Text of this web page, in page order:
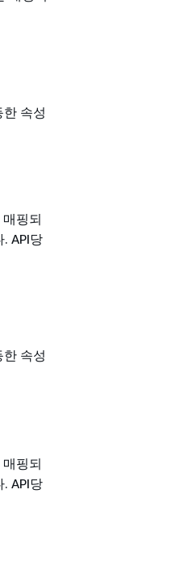
속성
핑되
API당
속성
핑되
API당